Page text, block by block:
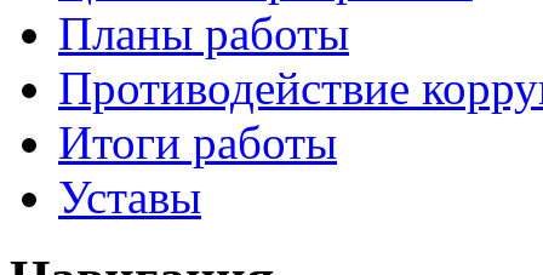
Планы работы
Противодействие
Итоги работы
Уставы